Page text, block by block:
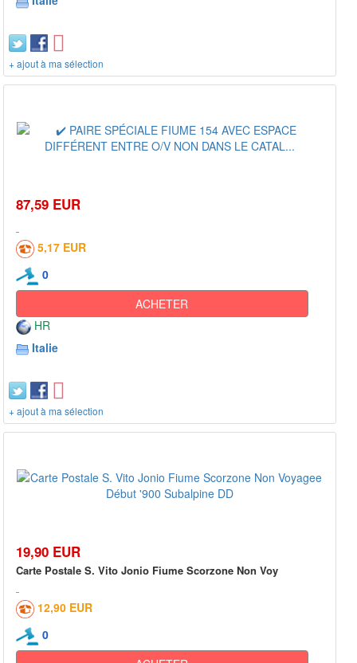
+ ajout à ma sélection
87,59 EUR
5,17 EUR
0
ACHETER
HR
Italie
+ ajout à ma sélection
19,90 EUR
Carte Postale S. Vito Jonio Fiume Scorzone Non Voy
12,90 EUR
0